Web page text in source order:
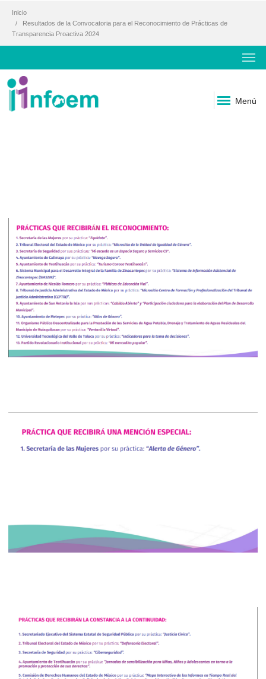
Inicio
Resultados de la Convocatoria para el Reconocimiento de Prácticas de
Transparencia Proactiva 2024
Menú